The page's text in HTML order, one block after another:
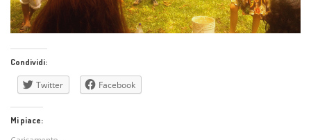
Condividi:
Twitter Facebook
Mi piace: